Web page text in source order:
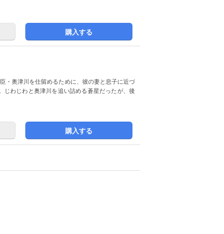
購入する
・奥津川を仕留めるために、彼の妻と息子に近づ
じわじわと奥津川を追い詰める蒼星だったが、後
購入する